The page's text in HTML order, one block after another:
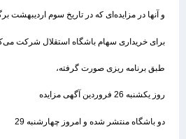
و آنها در مزایده‌ای که در تاریخ سوم اردیبهشت
برای خریداری سهام باشگاه استقلال شرکت
طبق برنامه ریزی صورت گرفته،
روز یکشنبه 26 فروردین آگهی مزایده
دو باشگاه منتشر شده و امروز چهارشنبه 29